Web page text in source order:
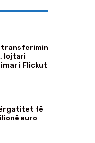
transferimin
lojtari
i Flickut
të
euro